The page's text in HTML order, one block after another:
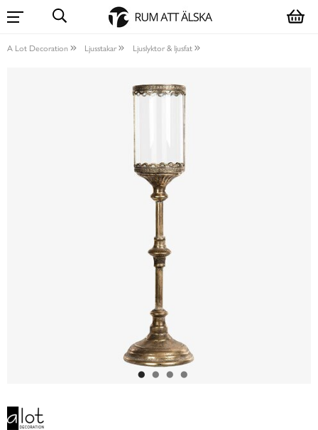
A Lot Decoration Ljusstakar Ljuslyktor & ljusfat